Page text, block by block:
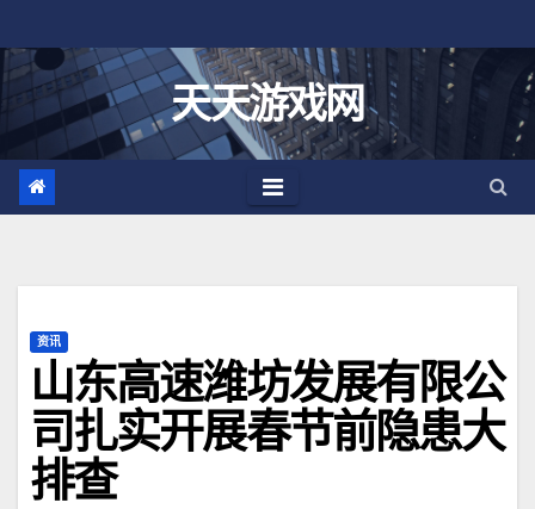
至
天天游戏网
资讯
山东高速潍坊发展有限公
司扎实开展春节前隐患大
排查